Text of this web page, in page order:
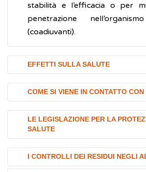
stabilità e l’efficacia o per
penetrazione
(coadiuvanti).
EFFETTI SULLA SALUTE
In generale, i pesticidi
all'umanità molti benefici,
possibilità di eliminare da
malattie come la
maggiore produzione
fronteggiare l’aumento della
COME SI VIENE IN CONTATTO CON
Il contatto con i pesticidi può
professionale, e questo è il
lavoratori coinvolti nei
LE LEGISLAZIONE PER LA
SALUTE
In Europa, i prodotti
possono essere
I CONTROLLI DEI RESIDUI NEGLI